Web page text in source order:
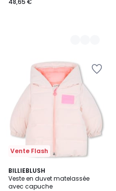
48,65 €
Vente Flash
BILLIEBLUSH
Veste en duvet matelassée
avec capuche